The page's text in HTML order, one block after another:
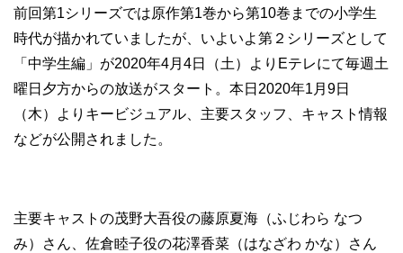
前回第1シリーズでは原作第1巻から第10巻までの小学生
時代が描かれていましたが、いよいよ第２シリーズとして
「中学生編」が2020年4月4日（土）よりEテレにて毎週土
曜日夕方からの放送がスタート。本日2020年1月9日
（木）よりキービジュアル、主要スタッフ、キャスト情報
などが公開されました。
主要キャストの茂野大吾役の藤原夏海（ふじわら なつ
み）さん、佐倉睦子役の花澤香菜（はなざわ かな）さん